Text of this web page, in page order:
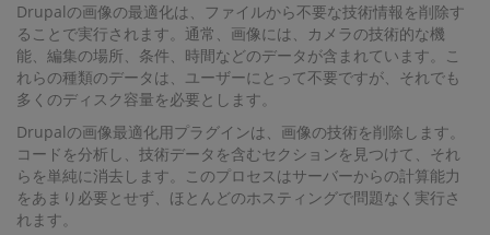
Drupalの画像の最適化は、ファイルから不要な技術情報を削除す
ることで実行されます。通常、画像には、カメラの技術的な機
能、編集の場所、条件、時間などのデータが含まれています。こ
れらの種類のデータは、ユーザーにとって不要ですが、それでも
多くのディスク容量を必要とします。
Drupalの画像最適化用プラグインは、画像の技術を削除します。
コードを分析し、技術データを含むセクションを見つけて、それ
らを単純に消去します。このプロセスはサーバーからの計算能力
をあまり必要とせず、ほとんどのホスティングで問題なく実行さ
れます。